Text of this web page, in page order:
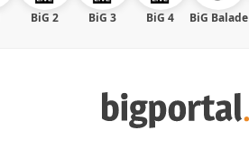
BiG 2 BiG 3 BiG 4 BiG Balade